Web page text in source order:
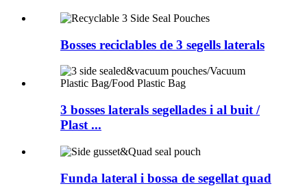
Bosses reciclables de 3 segells laterals
3 bosses laterals segellades i al buit /
Plast ...
Funda lateral i bossa de segellat quad